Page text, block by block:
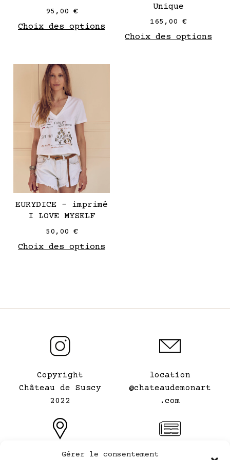
Gérer le consentement
95,00 €
Choix des optionsde
produit
Unique
165,00 €
Choix des options
EURYDICE – imprimé
I LOVE MYSELF
50,00 €
Choix des options
sur
produit
Copyright
Château de Suscy
2022
location
@chateaudemonart
.com
Le Château de mon Conditions